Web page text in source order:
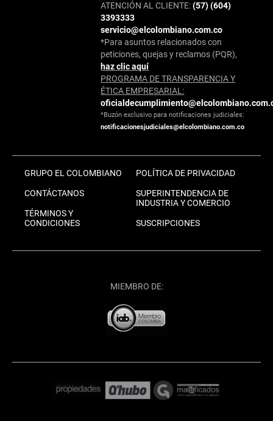
ATENCIÓN AL CLIENTE:(57) (604)
3393333
servicio@elcolombiano.com.co
*Para asuntos relacionados con
peticiones, quejas y reclamos (PQR),
haz clic aquí
PROGRAMA DE TRANSPARENCIA Y
ÉTICA EMPRESARIAL:
*Buzón exclusivo para notificaciones judiciales:
notificacionesjudiciales@elcolombiano.com.co
GRUPO EL COLOMBIANO
CONTÁCTANOS
TÉRMINOS Y
CONDICIONES
POLÍTICA DE PRIVACIDAD
SUPERINTENDENCIA DE
INDUSTRIA Y COMERCIO
SUSCRIPCIONES
MIEMBRO DE: